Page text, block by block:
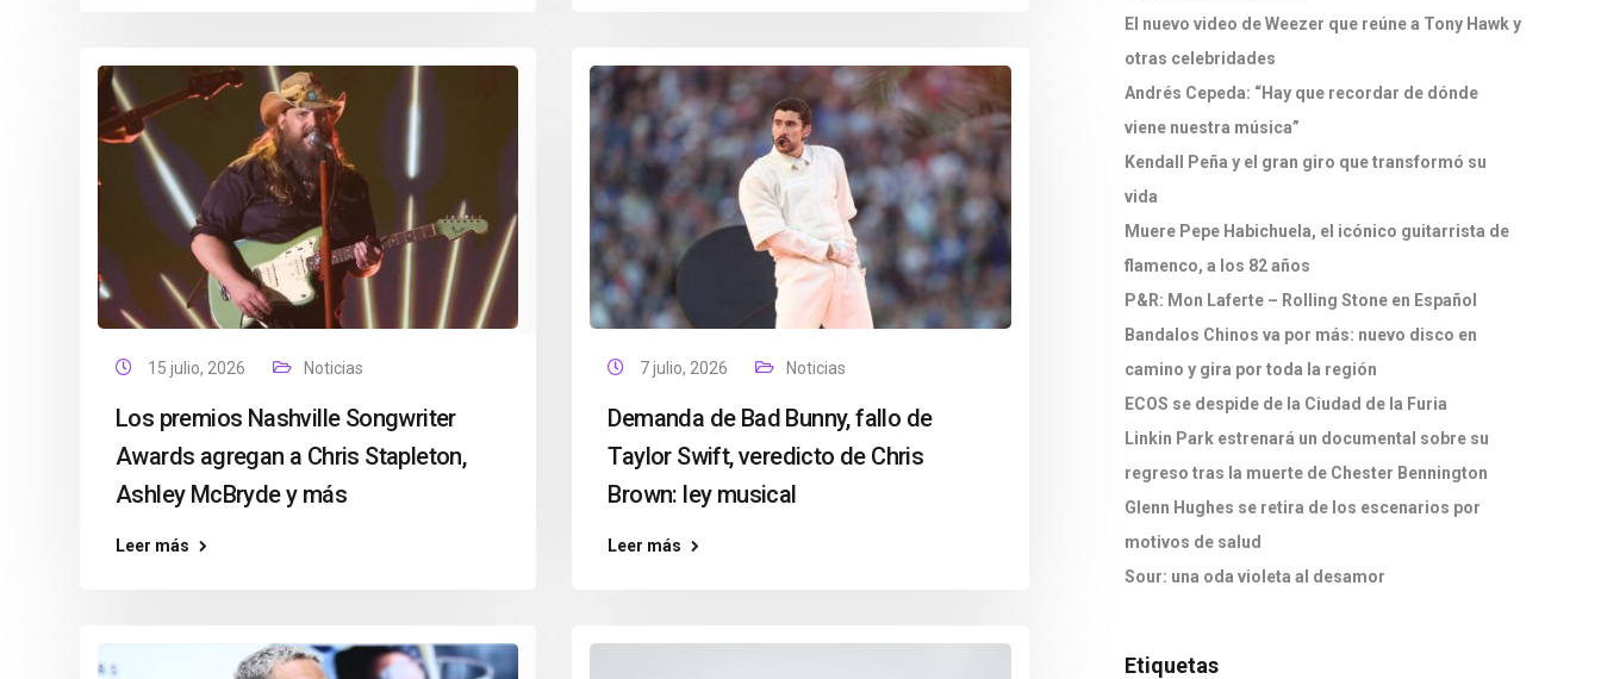
15 julio, 2026 Noticias
Los premios Nashville Songwriter
Awards agregan a Chris Stapleton,
Ashley McBryde y más
Leer más
7 julio, 2026 Noticias
Demanda de Bad Bunny, fallo de
Taylor Swift, veredicto de Chris
Brown: ley musical
Leer más
El nuevo video de Weezer que reúne a Tony Hawk y
otras celebridades
Andrés Cepeda: “Hay que recordar de dónde
viene nuestra música”
Kendall Peña y el gran giro que transformó su
vida
Muere Pepe Habichuela, el icónico guitarrista de
flamenco, a los 82 años
P&R: Mon Laferte – Rolling Stone en Español
Bandalos Chinos va por más: nuevo disco en
camino y gira por toda la región
ECOS se despide de la Ciudad de la Furia
Linkin Park estrenará un documental sobre su
regreso tras la muerte de Chester Bennington
Glenn Hughes se retira de los escenarios por
motivos de salud
Sour: una oda violeta al desamor
Etiquetas